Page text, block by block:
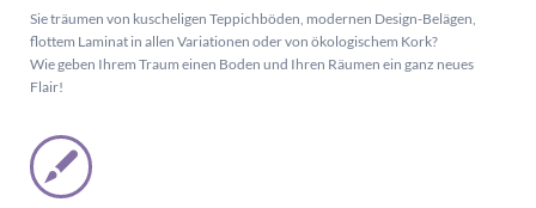
Sie träumen von kuscheligen Teppichböden, modernen Design-Belägen,
flottem Laminat in allen Variationen oder von ökologischem Kork?
Wie geben Ihrem Traum einen Boden und Ihren Räumen ein ganz neues
Flair!